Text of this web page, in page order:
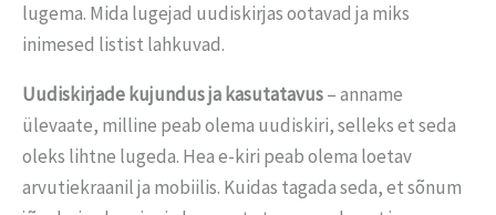
lugema. Mida lugejad uudiskirjas ootavad ja miks
inimesed listist lahkuvad.
Uudiskirjade kujundus ja kasutatavus– anname
ülevaate, milline peab olema uudiskiri, selleks et seda
oleks lihtne lugeda. Hea e-kiri peab olema loetav
arvutiekraanil ja mobiilis. Kuidas tagada seda, et sõnum